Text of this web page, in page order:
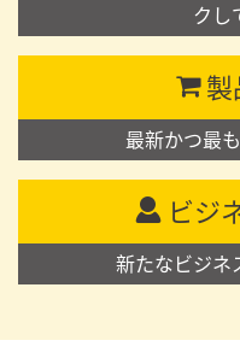
クし
製
最新かつ最
ビジ
新たなビジネ